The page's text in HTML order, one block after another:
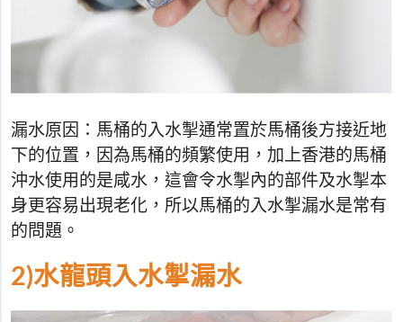
漏水原因：馬桶的入水掣通常置於馬桶後方接近地
下的位置，因為馬桶的頻繁使用，加上香港的馬桶
沖水使用的是咸水，這會令水掣內的部件及水掣本
身更容易出現老化，所以馬桶的入水掣漏水是常有
的問題。
2)水龍頭入水掣漏水